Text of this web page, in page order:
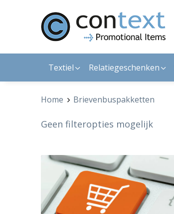
Textiel Relatiegeschenken
Home Brievenbuspakketten
Geen filteropties mogelijk